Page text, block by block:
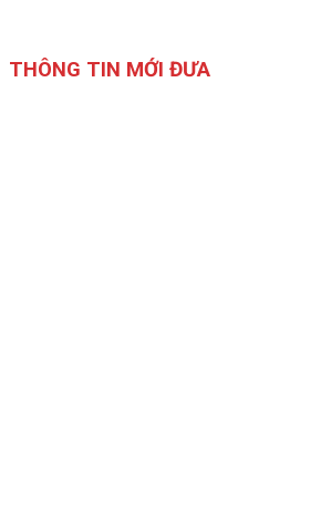
THÔNG TIN MỚI ĐƯA